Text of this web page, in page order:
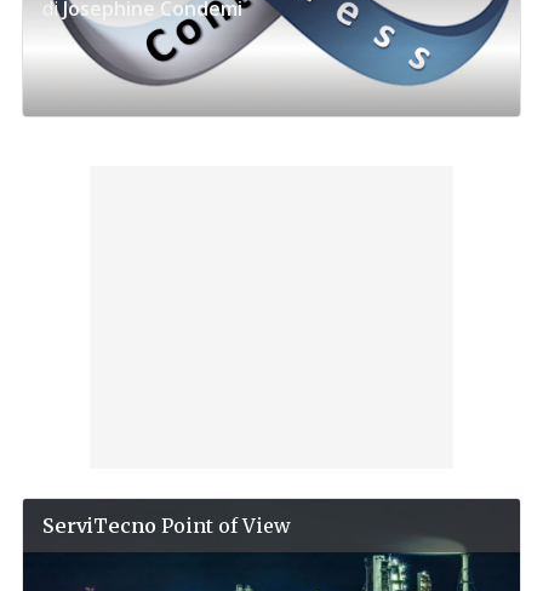
diJosephine Condemi
ServiTecno Point of View